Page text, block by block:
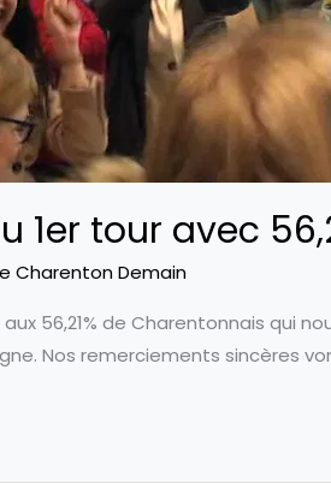
1er tour avec
Charenton Demain
aux 56,21% de Charentonnais
Nos remerciements sincères